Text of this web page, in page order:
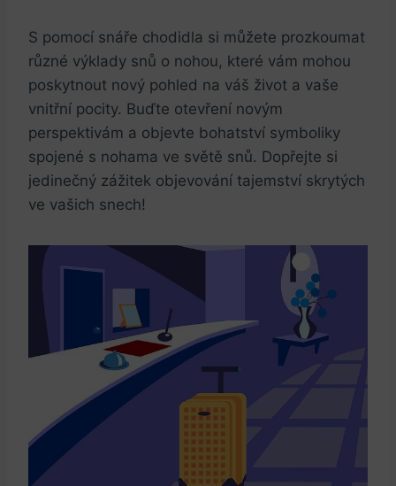
S pomocí snáře chodidla si můžete prozkoumat
různé výklady snů o nohou, které vám mohou
poskytnout nový pohled na váš život a vaše
vnitřní pocity. Buďte otevření novým
perspektivám a objevte bohatství symboliky
spojené s nohama ve světě snů. Dopřejte si
jedinečný zážitek objevování tajemství skrytých
ve vašich snech!